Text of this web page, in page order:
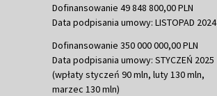
Dofinansowanie 49 848 800,00 PLN
Data podpisania umowy: LISTOPAD 2024
Dofinansowanie 350 000 000,00 PLN
Data podpisania umowy: STYCZEŃ 2025
(wpłaty styczeń 90 mln, luty 130 mln,
marzec 130 mln)